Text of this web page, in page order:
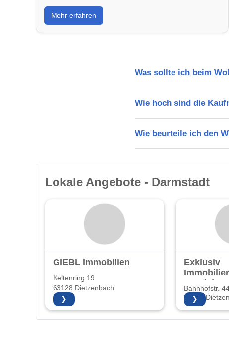
Mehr erfahren
Was sollte ich beim
Wie hoch sind die
Wie beurteile ich den
Lokale Angebote - Darmstadt
GIEBL Immobilien
Keltenring 19
63128 Dietzenbach
❯
Exklusiv
Vertriebs
Bahnhofstr. 44
63128
❯